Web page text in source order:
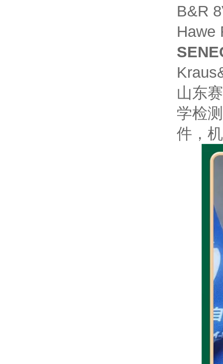
B&R
Hawe
山东
学检
件，